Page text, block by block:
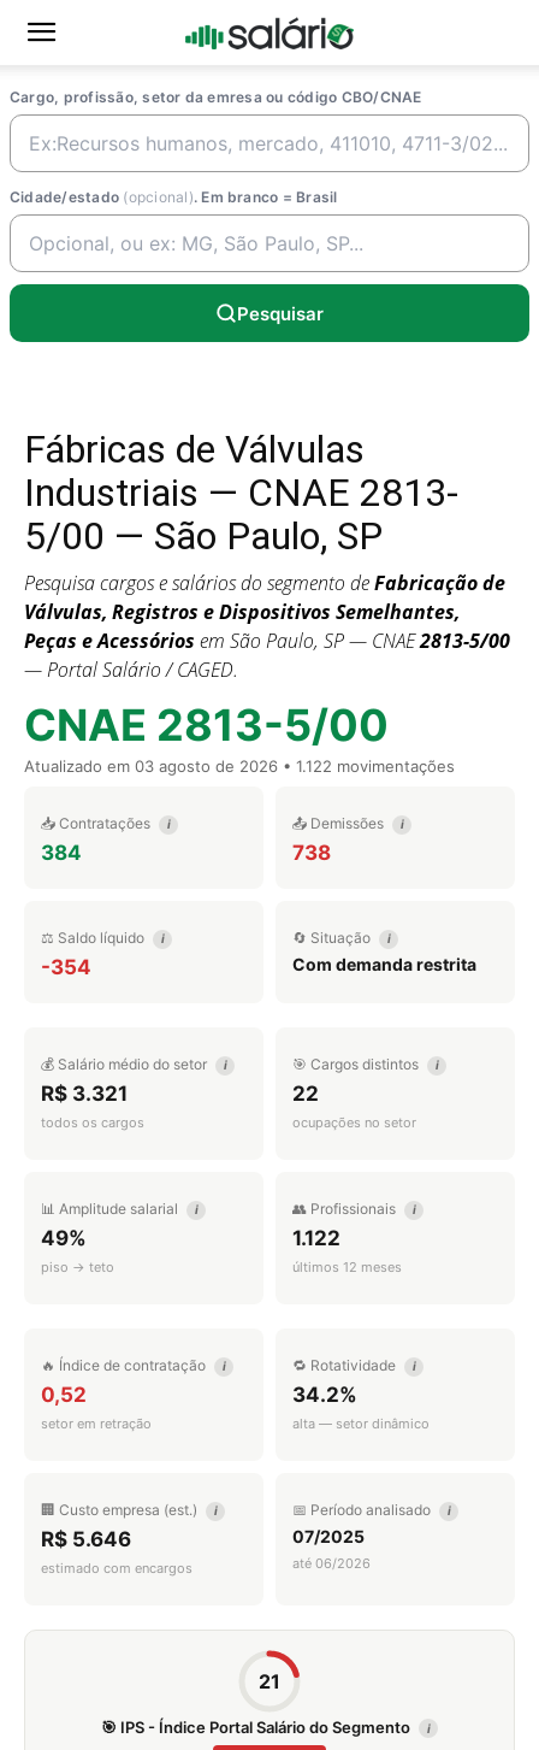
Cargo, profissão, setor da emresa ou código CBO/CNAE
Cidade/estado (opcional). Em branco = Brasil
Pesquisar
Fábricas de Válvulas
Industriais — CNAE 2813-
5/00 — São Paulo, SP
Pesquisa cargos e salários do segmento deFabricação de
Válvulas, Registros e Dispositivos Semelhantes,
Peças e Acessórios em São Paulo, SP — CNAE2813-5/00
— Portal Salário / CAGED.
CNAE 2813-5/00
Atualizado em 03 agosto de 2026 • 1.122 movimentações
📥 Contratações i
384
📤 Demissões i
738
⚖️ Saldo líquido i
-354
🔄 Situação i
Com demanda restrita
💰 Salário médio do setor i
R$ 3.321
todos os cargos
🎯 Cargos distintos i
22
ocupações no setor
📊 Amplitude salarial i
49%
piso → teto
👥 Profissionais i
1.122
últimos 12 meses
🔥 Índice de contratação i
0,52
setor em retração
🔁 Rotatividade i
34.2%
alta — setor dinâmico
🏢 Custo empresa (est.) i
R$ 5.646
estimado com encargos
📅 Período analisado i
07/2025
até 06/2026
21
🎯 IPS - Índice Portal Salário do Segmento i